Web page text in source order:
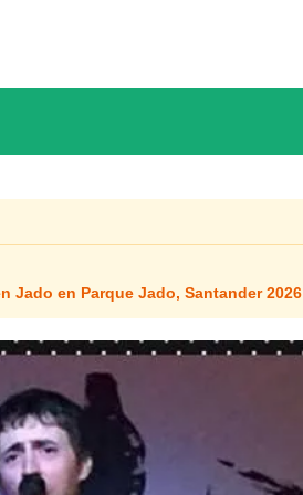
Jado en Parque Jado, Santander 2026